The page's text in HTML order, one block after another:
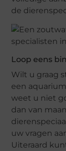
de
Loop eens
Wilt u graag
een
weet u niet
dan van
uw vragen
Uiteraard